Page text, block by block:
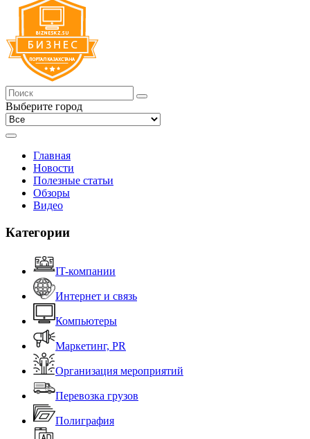
Выберите город
Главная
Новости
Полезные статьи
Обзоры
Видео
Категории
IT-компании
Интернет и связь
Компьютеры
Маркетинг, PR
Организация мероприятий
Перевозка грузов
Полиграфия